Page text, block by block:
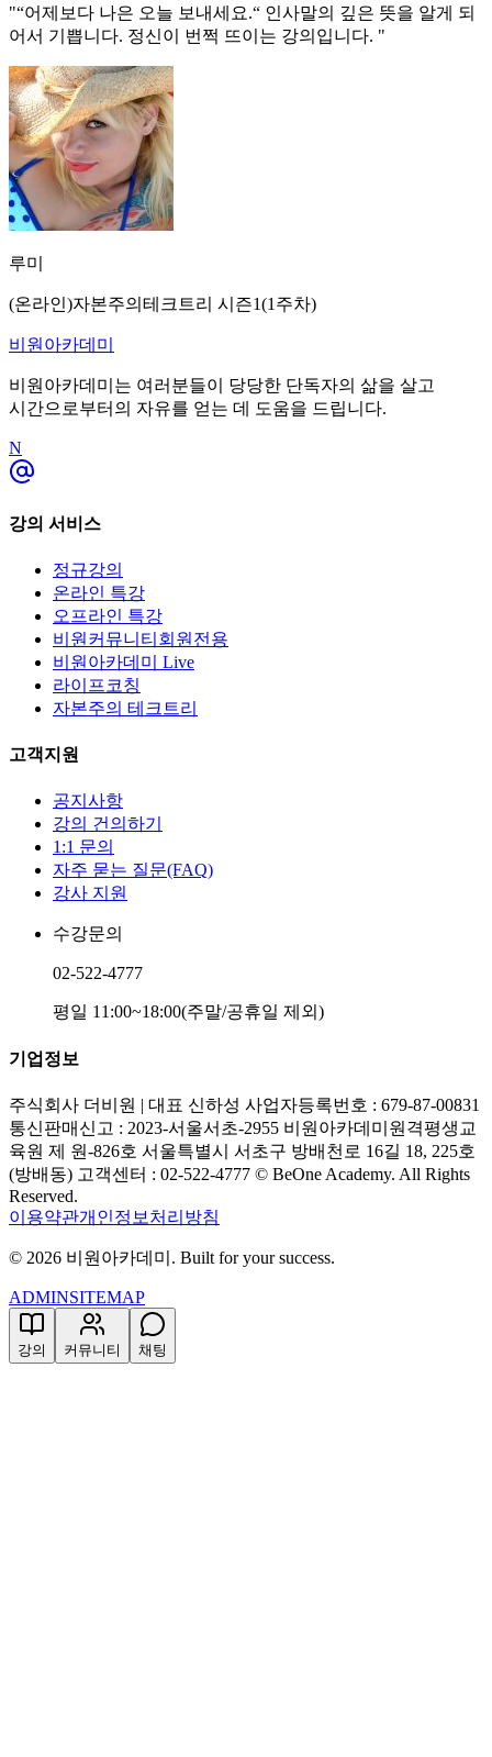
"“어제보다 나은 오늘 보내세요.“ 인사말의 깊은 뜻을 알게 되
어서 기쁩니다. 정신이 번쩍 뜨이는 강의입니다. "
루미
(온라인)자본주의테크트리 시즌1(1주차)
비원아카데미
비원아카데미 는 여러분들이 당당한 단독자의 삶을 살고
시간으로부터의 자유를 얻는 데 도움을 드립니다.
N
강의 서비스
정규강의
온라인 특강
오프라인 특강
비원커뮤니티회원전용
비원아카데미 Live
라이프코칭
자본주의 테크트리
고객지원
공지사항
강의 건의하기
1:1 문의
자주 묻는 질문(FAQ)
강사 지원
수강문의
02-522-4777
평일 11:00~18:00(주말/공휴일 제외)
기업정보
주식회사 더비원 | 대표 신하성 사업자등록번호 : 679-87-00831
통신판매신고 : 2023-서울서초-2955 비원아카데미원격평생교
육원 제 원-826호 서울특별시 서초구 방배천로 16길 18, 225호
(방배동) 고객센터 : 02-522-4777 © BeOne Academy. All Rights
Reserved.
이용약관개인정보처리방침
© 2026 비원아카데미 . Built for your success.
ADMINSITEMAP
강의 커뮤니티 채팅